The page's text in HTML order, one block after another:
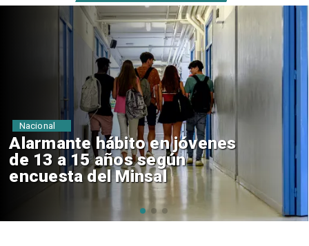
Aprueban creación del Parque
Sebastián Piñera con inversión
de $4 mil millones
Regiones